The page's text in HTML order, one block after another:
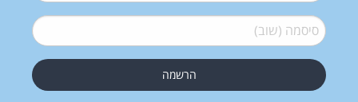
סיסמה (שוב)*